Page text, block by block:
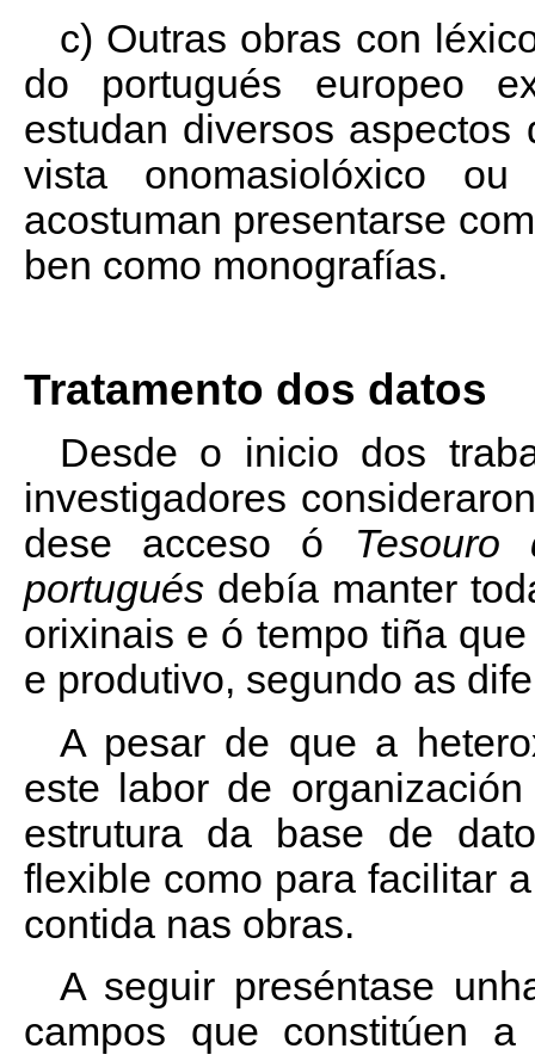
c) Outras obras con
do portugués europeo
estudan diversos
vista onomasiolóxico ou
acostuman presentarse
ben como monografías.
Tratamento dos datos
Desde o inicio dos
investigadores
dese acceso ó
portugués debía manter
orixinais e ó tempo tiña
e produtivo, segundo as
A pesar de que a
este labor de
estrutura da base de
flexible como para facilitar
contida nas obras.
A seguir preséntase
campos que constitúen